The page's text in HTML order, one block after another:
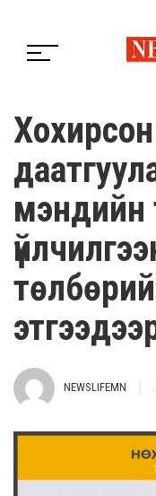
Хохирсон
мэндийн
NEWSLIFEMN